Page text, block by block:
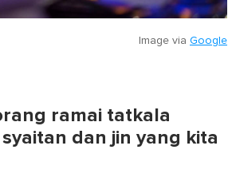
Image via Google
ramai tatkala
dan jin yang kita